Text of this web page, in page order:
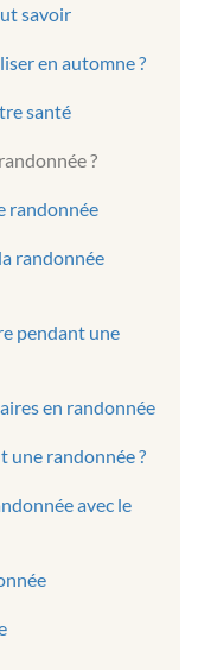
savoir
en automne ?
santé
?
randonnée
randonnée
pendant une
en randonnée
une randonnée ?
avec le